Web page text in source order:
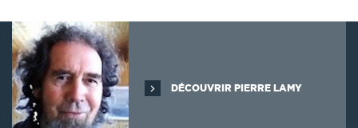
DÉCOUVRIR PIERRE LAMY